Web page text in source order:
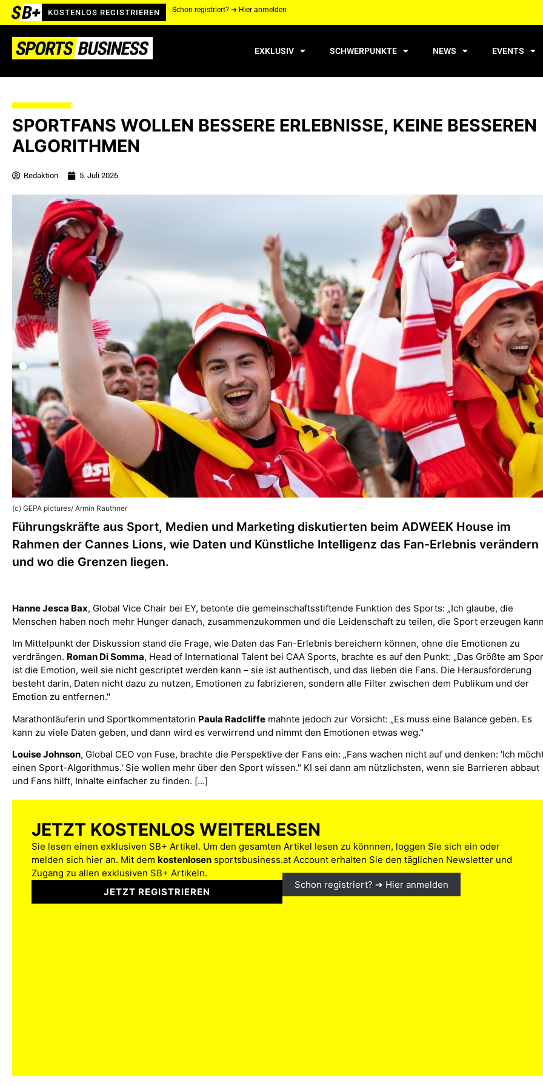
KOSTENLOS REGISTRIEREN Schon registriert? ➔ Hier anmelden
EXKLUSIV SCHWERPUNKTE NEWS EVENTS
SPORTFANS WOLLEN BESSERE ERLEBNISSE, KEINE BESSEREN
ALGORITHMEN
Redaktion 5. Juli 2026
(c) GEPA pictures/ Armin Rauthner
Führungskräfte aus Sport, Medien und Marketing diskutierten beim ADWEEK House im
Rahmen der Cannes Lions, wie Daten und Künstliche Intelligenz das Fan-Erlebnis verändern
und wo die Grenzen liegen.
Hanne Jesca Bax, Global Vice Chair bei EY, betonte die gemeinschaftsstiftende Funktion des Sports: „Ich glaube, die
Menschen haben noch mehr Hunger danach, zusammenzukommen und die Leidenschaft zu teilen, die Sport erzeugen
Im Mittelpunkt der Diskussion stand die Frage, wie Daten das Fan-Erlebnis bereichern können, ohne die Emotionen zu
verdrängen. Roman Di Somma, Head of International Talent bei CAA Sports, brachte es auf den Punkt: „Das Größte am
ist die Emotion, weil sie nicht gescriptet werden kann – sie ist authentisch, und das lieben die Fans. Die Herausforderung
besteht darin, Daten nicht dazu zu nutzen, Emotionen zu fabrizieren, sondern alle Filter zwischen dem Publikum und der
Emotion zu entfernen."
Marathonläuferin und Sportkommentatorin Paula Radcliffe mahnte jedoch zur Vorsicht: „Es muss eine Balance geben. Es
kann zu viele Daten geben, und dann wird es verwirrend und nimmt den Emotionen etwas weg."
Louise Johnson, Global CEO von Fuse, brachte die Perspektive der Fans ein: „Fans wachen nicht auf und denken: 'Ich
einen Sport-Algorithmus.' Sie wollen mehr über den Sport wissen." KI sei dann am nützlichsten, wenn sie Barrieren abbaut
und Fans hilft, Inhalte einfacher zu finden. [...]
JETZT KOSTENLOS WEITERLESEN
Sie lesen einen exklusiven SB+ Artikel. Um den gesamten Artikel lesen zu könnnen, loggen Sie sich ein oder
melden sich hier an. Mit dem kostenlosen sportsbusiness.at Account erhalten Sie den täglichen Newsletter und
Zugang zu allen exklusiven SB+ Artikeln.
JETZT REGISTRIEREN
Schon registriert? ➔ Hier anmelden